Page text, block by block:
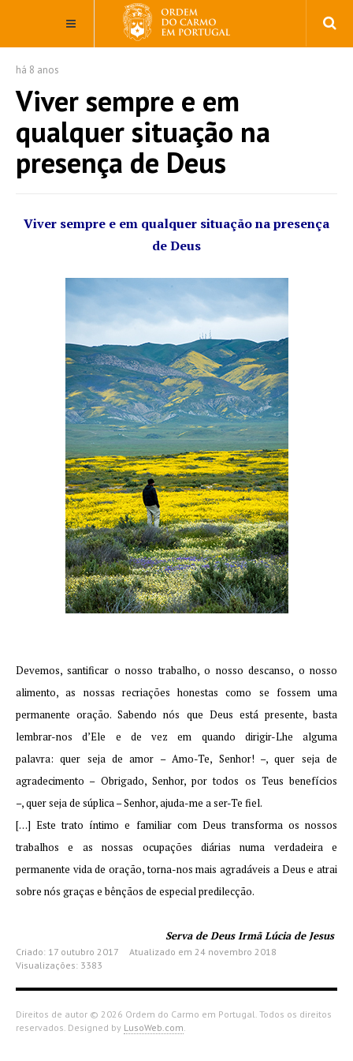
há 8 anos
Viver sempre e em
qualquer situação na
presença de Deus
Viver sempre e em qualquer situação na presença
de Deus
Devemos, santificar o nosso trabalho, o nosso descanso, o nosso
alimento, as nossas recriações honestas como se fossem uma
permanente oração. Sabendo nós que Deus está presente, basta
lembrar-nos d’Ele e de vez em quando dirigir-Lhe alguma
palavra: quer seja de amor – Amo-Te, Senhor! –, quer seja de
agradecimento – Obrigado, Senhor, por todos os Teus benefícios
–, quer seja de súplica – Senhor, ajuda-me a ser-Te fiel.
[…] Este trato íntimo e familiar com Deus transforma os nossos
trabalhos e as nossas ocupações diárias numa verdadeira e
permanente vida de oração, torna-nos mais agradáveis a Deus e atrai
sobre nós graças e bênçãos de especial predilecção.
Serva de Deus Irmã Lúcia de Jesus
Criado: 17 outubro 2017
Atualizado em 24 novembro 2018
Visualizações: 3383
Direitos de autor © 2026 Ordem do Carmo em Portugal. Todos os direitos
reservados. Designed by LusoWeb.com.